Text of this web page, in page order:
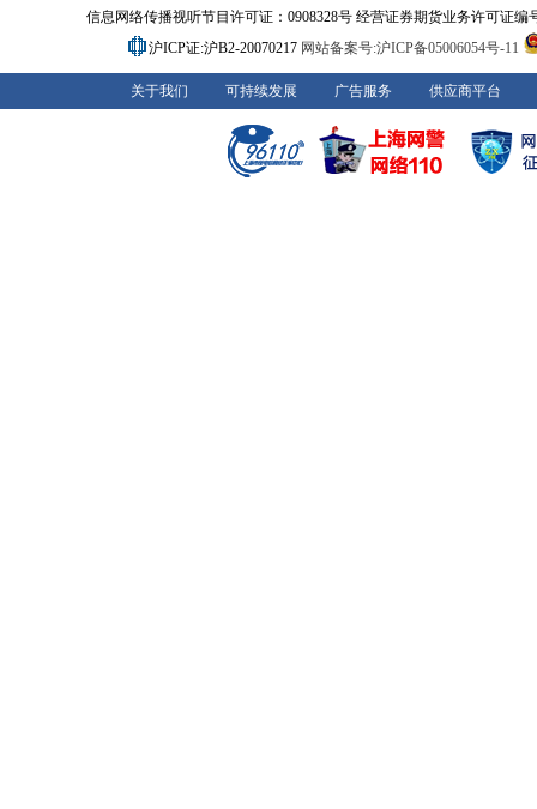
信息网络传播视听节目许可证：0908328号 经营证券期货业务许可证编
沪ICP证:沪B2-20070217 网站备案号:沪ICP备05006054号-11
关于我们 可持续发展 广告服务 供应商平台